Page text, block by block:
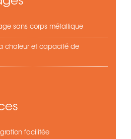
sans corps métallique
chaleur et capacité de
facilitée